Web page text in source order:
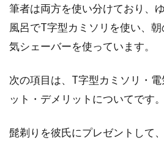
男性の毎日の習慣
ソリのどちらで...
シェービング
筆者は両方を使い分けており、
風呂でT字型カミソリを使い、
気シェーバーを使っています。
次の項目は、T字型カミソリ・
ット・デメリットについてです。
髭剃りを彼氏にプレゼントして